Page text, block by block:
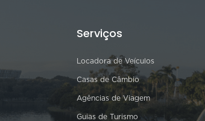
Serviços
Locadora de Veículos
Casas de Câmbio
Agências de Viagem
Guias de Turismo